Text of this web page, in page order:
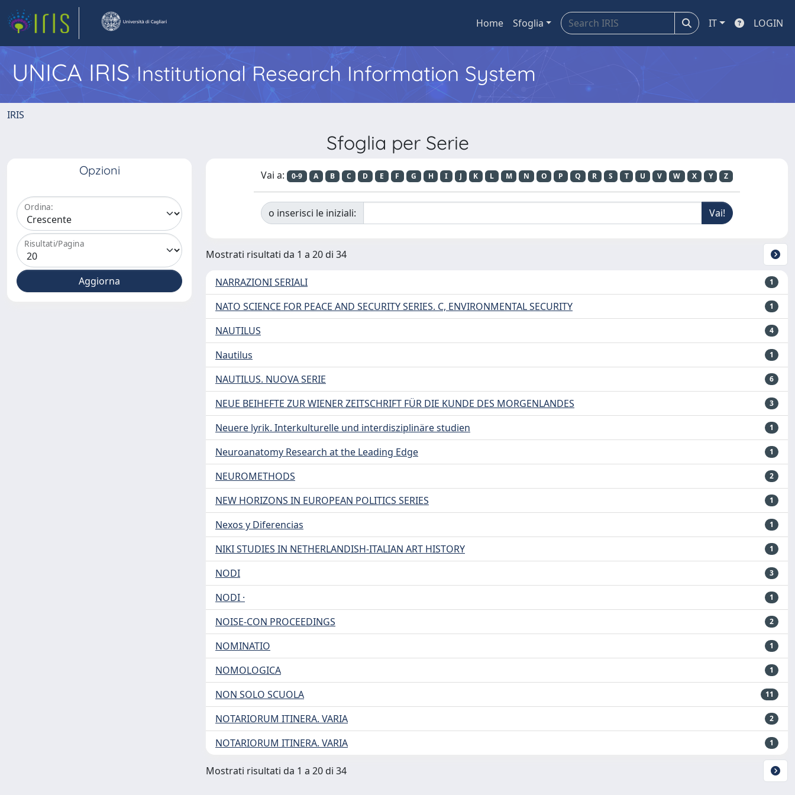
Home Sfoglia IT LOGIN
UNICA IRISInstitutional Research Information System
IRIS
Sfoglia per Serie
Opzioni
Ordina:
Risultati/Pagina
Vai a: 0-9 A B C D E F G H I J K L M N O P Q R S T U V W X Y Z
o inserisci le iniziali:
Mostrati risultati da 1 a 20 di 34
NARRAZIONI SERIALI 1
NATO SCIENCE FOR PEACE AND SECURITY SERIES. C, ENVIRONMENTAL SECURITY 1
NAUTILUS 4
Nautilus 1
NAUTILUS. NUOVA SERIE 6
NEUE BEIHEFTE ZUR WIENER ZEITSCHRIFT FÜR DIE KUNDE DES MORGENLANDES 3
Neuere lyrik. Interkulturelle und interdisziplinäre studien 1
Neuroanatomy Research at the Leading Edge 1
NEUROMETHODS 2
NEW HORIZONS IN EUROPEAN POLITICS SERIES 1
Nexos y Diferencias 1
NIKI STUDIES IN NETHERLANDISH-ITALIAN ART HISTORY 1
NODI 3
NODI · 1
NOISE-CON PROCEEDINGS 2
NOMINATIO 1
NOMOLOGICA 1
NON SOLO SCUOLA 11
NOTARIORUM ITINERA. VARIA 2
NOTARIORUM ITINERA. VARIA 1
Mostrati risultati da 1 a 20 di 34